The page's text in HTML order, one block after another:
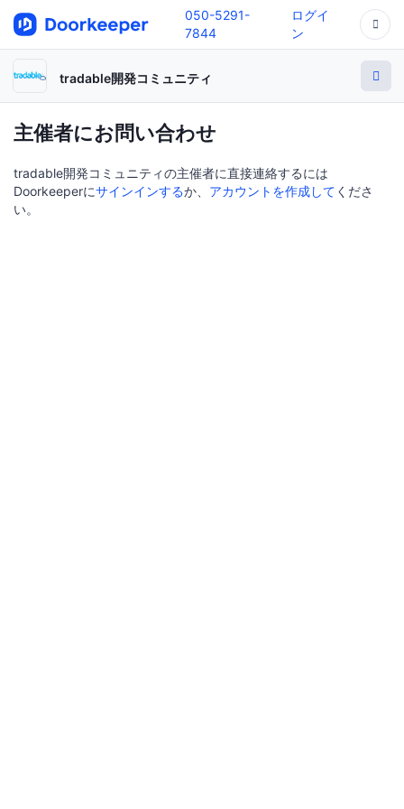
050-5291-
7844
ログイ
ン
tradable開発コミュニティ
主催者にお問い合わせ
tradable開発コミュニティの主催者に直接連絡するには
Doorkeeperにサインインするか、 アカウントを作成して くださ
い。